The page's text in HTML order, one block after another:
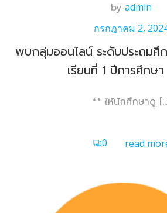
by admin
กรกฎาคม 2,
พบกลุ่มออนไลน์ ระดับประถม
เรียนที่ 1 ปีการศึกษ
** ให้นักศึกษาดู
0 read